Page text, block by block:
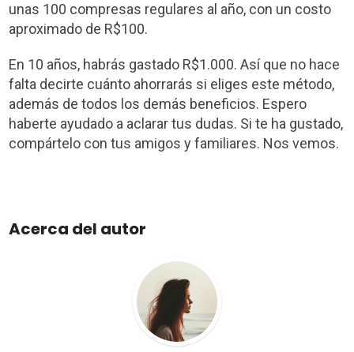
unas 100 compresas regulares al año, con un costo
aproximado de R$100.
En 10 años, habrás gastado R$1.000. Así que no hace
falta decirte cuánto ahorrarás si eliges este método,
además de todos los demás beneficios. Espero
haberte ayudado a aclarar tus dudas. Si te ha gustado,
compártelo con tus amigos y familiares. Nos vemos.
Acerca del autor